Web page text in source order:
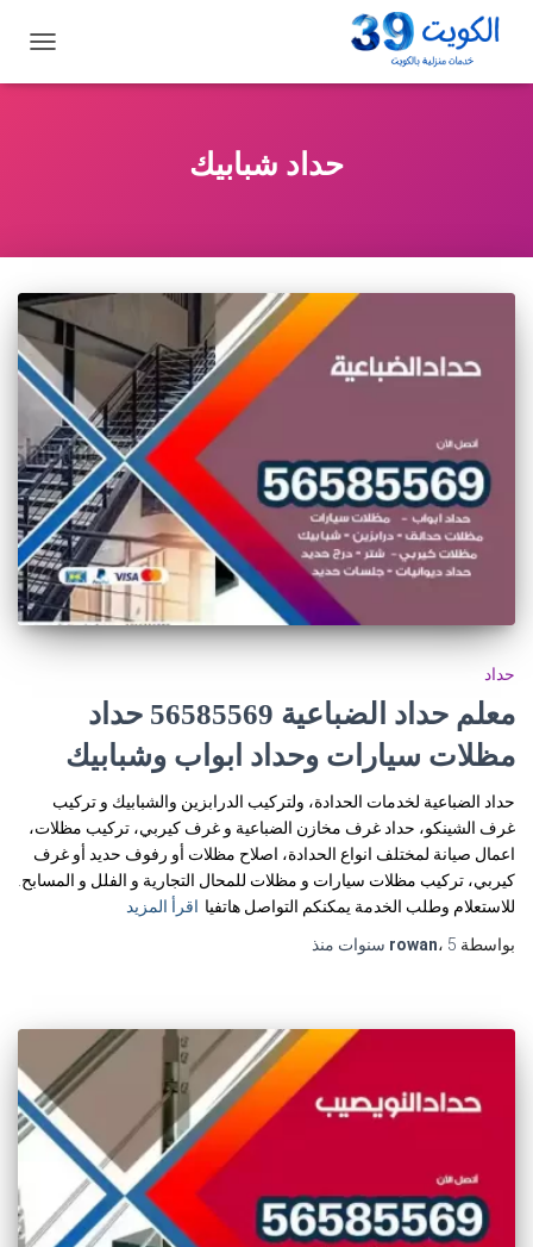
التنقل
حداد شبابيك
حداد
معلم حداد الضباعية 56585569 حداد
مظلات سيارات وحداد ابواب وشبابيك
حداد الضباعية لخدمات الحدادة، ولتركيب الدرابزين والشبابيك و تركيب
غرف الشينكو، حداد غرف مخازن الضباعية و غرف كيربي، تركيب مظلات،
اعمال صيانة لمختلف انواع الحدادة، اصلاح مظلات أو رفوف حديد أو غرف
كيربي، تركيب مظلات سيارات و مظلات للمحال التجارية و الفلل و المسابح.
للاستعلام وطلب الخدمة يمكنكم التواصل هاتفيا اقرأ المزيد
بواسطة
rowan، 5 سنوات منذ